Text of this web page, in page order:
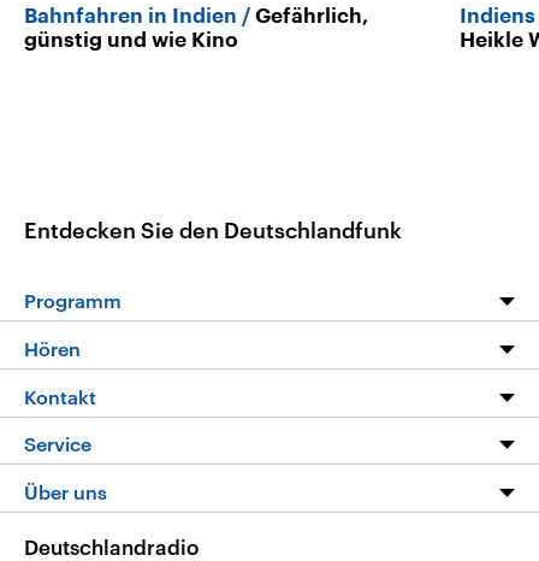
Bahnfahren in Indien
Gefährlich,
günstig und wie Kino
Heikle
Entdecken Sie den Deutschlandfunk
Programm
Die Nachrichten
Nachrichtenleicht
Neue Beiträge auf dlf.de
Hören
Livestream
Podcasts
Deutschlandfunk App
Nachrichten App
Kontakt
Hörerservice
Service
FAQ
Über uns
Deutschlandradio